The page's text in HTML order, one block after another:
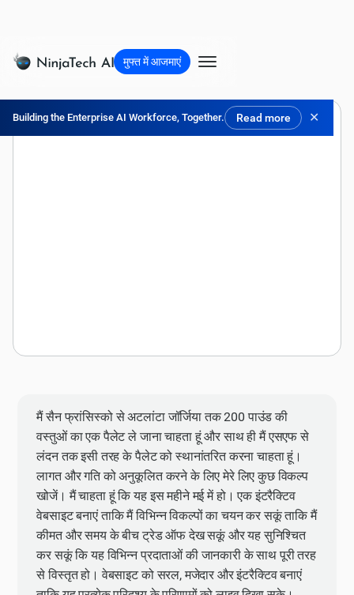
Building the Enterprise AI Workforce, Together. Read more ✕
मुफ्त में आजमाएं
मैं सैन फ्रांसिस्को से अटलांटा जॉर्जिया तक 200 पाउंड की
वस्तुओं का एक पैलेट ले जाना चाहता हूं और साथ ही मैं एसएफ से
लंदन तक इसी तरह के पैलेट को स्थानांतरित करना चाहता हूं।
लागत और गति को अनुकूलित करने के लिए मेरे लिए कुछ विकल्प
खोजें। मैं चाहता हूं कि यह इस महीने मई में हो। एक इंटरैक्टिव
वेबसाइट बनाएं ताकि मैं विभिन्न विकल्पों का चयन कर सकूं ताकि मैं
कीमत और समय के बीच ट्रेड ऑफ देख सकूं और यह सुनिश्चित
कर सकूं कि यह विभिन्न प्रदाताओं की जानकारी के साथ पूरी तरह
से विस्तृत हो। वेबसाइट को सरल, मजेदार और इंटरैक्टिव बनाएं